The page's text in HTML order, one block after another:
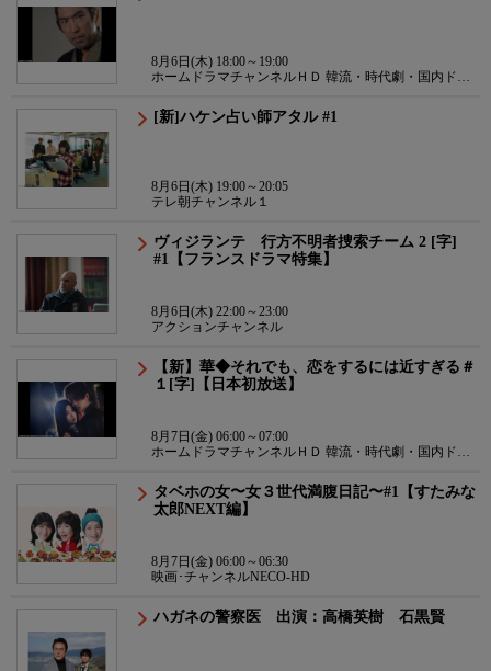
8月6日(木) 18:00～19:00
ホームドラマチャンネルＨＤ 韓流・時代劇・国内ドラ
[新]ハケン占い師アタル #1
8月6日(木) 19:00～20:05
テレ朝チャンネル１
ヴィジランテ 行方不明者捜索チーム 2 [字]
#1【フランスドラマ特集】
8月6日(木) 22:00～23:00
アクションチャンネル
【新】華◆それでも、恋をするには近すぎる＃
１[字]【日本初放送】
8月7日(金) 06:00～07:00
ホームドラマチャンネルＨＤ 韓流・時代劇・国内ドラ
タベホの女〜女３世代満腹日記〜#1【すたみな
太郎NEXT編】
8月7日(金) 06:00～06:30
映画･チャンネルNECO-HD
ハガネの警察医 出演：高橋英樹 石黒賢